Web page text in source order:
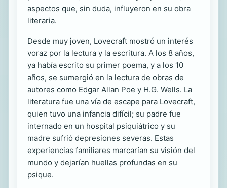
aspectos que, sin duda, influyeron en su obra
literaria.
Desde muy joven, Lovecraft mostró un interés
voraz por la lectura y la escritura. A los 8 años,
ya había escrito su primer poema, y a los 10
años, se sumergió en la lectura de obras de
autores como Edgar Allan Poe y H.G. Wells. La
literatura fue una vía de escape para Lovecraft,
quien tuvo una infancia difícil; su padre fue
internado en un hospital psiquiátrico y su
madre sufrió depresiones severas. Estas
experiencias familiares marcarían su visión del
mundo y dejarían huellas profundas en su
psique.